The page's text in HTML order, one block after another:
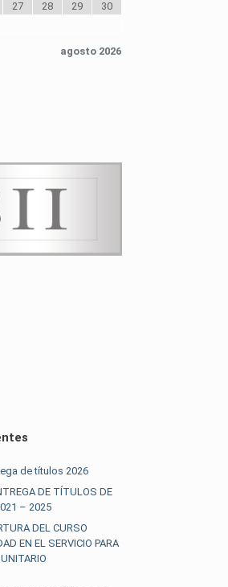
agosto 2026
27 28 29
30
de títulos 2026
DE TÍTULOS DE
– 2025
DEL CURSO
EN EL SERVICIO PARA